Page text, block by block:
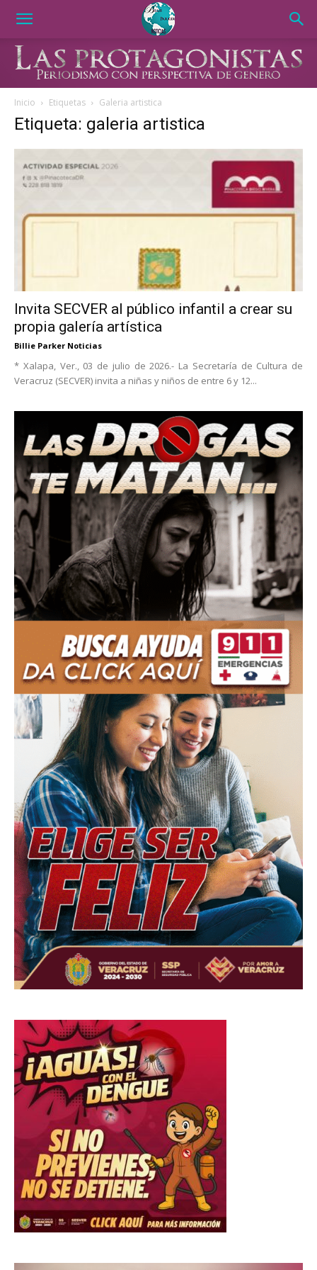
Inicio Etiquetas Galeria artistica
Etiqueta: galeria artistica
Invita SECVER al público infantil a crear su
propia galería artística
Billie Parker Noticias
* Xalapa, Ver., 03 de julio de 2026.- La Secretaría de Cultura de
Veracruz (SECVER) invita a niñas y niños de entre 6 y 12...